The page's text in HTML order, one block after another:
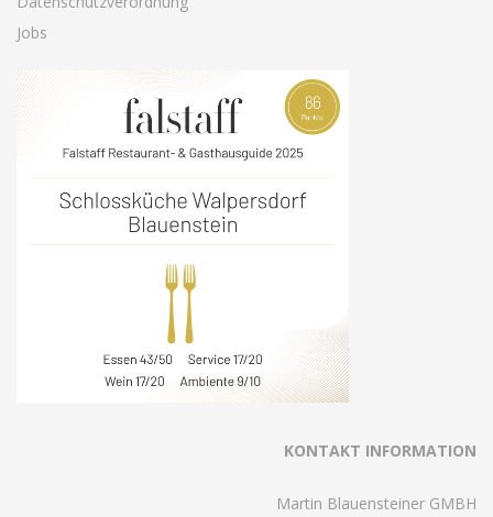
Jobs
KONTAKT INFORMATION
Martin Blauensteiner GMBH